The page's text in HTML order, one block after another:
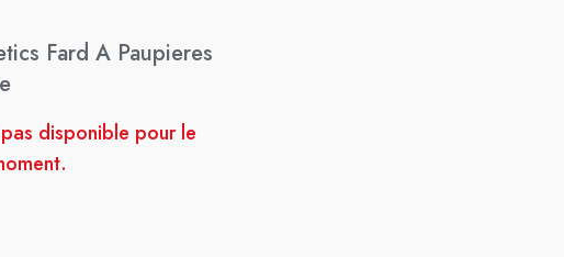
Fard A Paupieres
disponible pour le